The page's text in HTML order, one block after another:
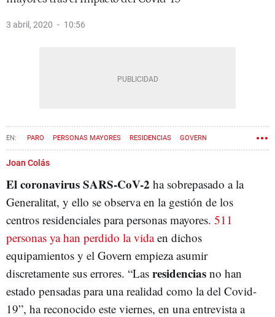
3 abril, 2020 10:56
PARO PERSONAS MAYORES RESIDENCIAS GOVERN
CORONAVIRUS
Joan Colás
El coronavirus SARS-CoV-2 ha sobrepasado a la
Generalitat, y ello se observa en la gestión de los
centros residenciales para personas mayores. 511
personas ya han perdido la vidaen dichos
equipamientos y el Govern empieza asumir
discretamente sus errores. “Las residencias no han
estado pensadas para una realidad como la del Covid-
19”, ha reconocido este viernes, en una entrevista a